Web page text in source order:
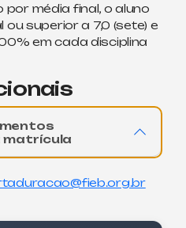
média final, o aluno
superior a 7,0 (sete) e
em cada disciplina